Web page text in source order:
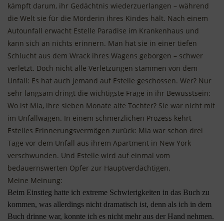
kämpft darum, ihr Gedächtnis wiederzuerlangen – während
die Welt sie für die Mörderin ihres Kindes hält. Nach einem
Autounfall erwacht Estelle Paradise im Krankenhaus und
kann sich an nichts erinnern. Man hat sie in einer tiefen
Schlucht aus dem Wrack ihres Wagens geborgen – schwer
verletzt. Doch nicht alle Verletzungen stammen von dem
Unfall: Es hat auch jemand auf Estelle geschossen. Wer? Nur
sehr langsam dringt die wichtigste Frage in ihr Bewusstsein:
Wo ist Mia, ihre sieben Monate alte Tochter? Sie war nicht mit
im Unfallwagen. In einem schmerzlichen Prozess kehrt
Estelles Erinnerungsvermögen zurück: Mia war schon drei
Tage vor dem Unfall aus ihrem Apartment in New York
verschwunden. Und Estelle wird auf einmal vom
bedauernswerten Opfer zur Hauptverdächtigen.
Meine Meinung:
Beim Einstieg hatte ich extreme Schwierigkeiten in das Buch zu
kommen, was allerdings nicht dramatisch ist, denn als ich in dem
Buch drinne war, konnte ich es nicht mehr aus der Hand nehmen.